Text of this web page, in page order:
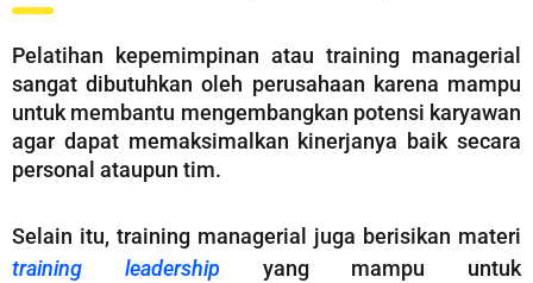
Pelatihan kepemimpinan atau training managerial
sangat dibutuhkan oleh perusahaan karena mampu
untuk membantu mengembangkan potensi karyawan
agar dapat memaksimalkan kinerjanya baik secara
personal ataupun tim.
Selain itu, training managerial juga berisikan materi
training leadership yang mampu untuk